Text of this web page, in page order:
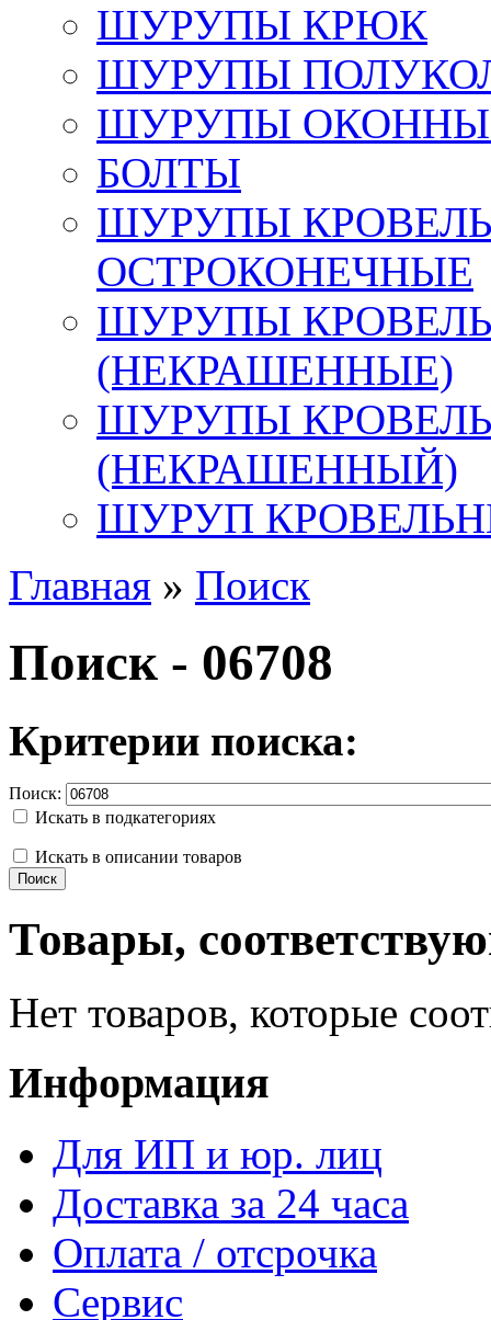
ШУРУПЫ КРЮК
ШУРУПЫ
ШУРУПЫ
БОЛТЫ
ШУРУПЫ
ОСТРОКОНЕЧНЫЕ
ШУРУПЫ
(НЕКРАШЕННЫЕ)
ШУРУПЫ
(НЕКРАШЕННЫЙ)
ШУРУП
Главная » Поиск
Поиск - 06708
Критерии поиска:
Поиск:
Искать в подкатегориях
Искать в описании товаров
Товары,
Нет товаров, которые
Информация
Для ИП и юр. лиц
Доставка за 24 часа
Оплата / отсрочка
Сервис